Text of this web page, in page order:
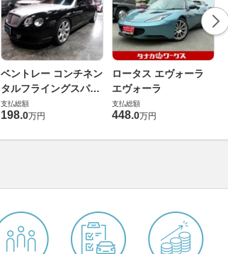
ベントレー コンチネン
タルフライングスパー
6.0 4WD
支払総額
198.0万円
ロータス エヴォーラ
エヴォーラ
支払総額
448.0万円